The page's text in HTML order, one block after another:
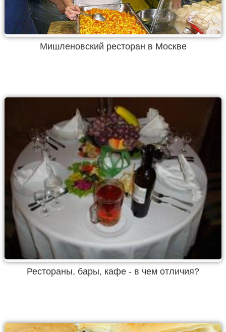
Мишленовский ресторан в Москве
Рестораны, бары, кафе - в чем отличия?